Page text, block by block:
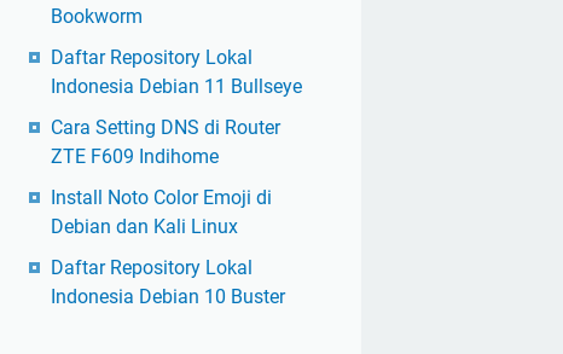
Bookworm
Daftar Repository Lokal
Indonesia Debian 11 Bullseye
Cara Setting DNS di Router
ZTE F609 Indihome
Install Noto Color Emoji di
Debian dan Kali Linux
Daftar Repository Lokal
Indonesia Debian 10 Buster